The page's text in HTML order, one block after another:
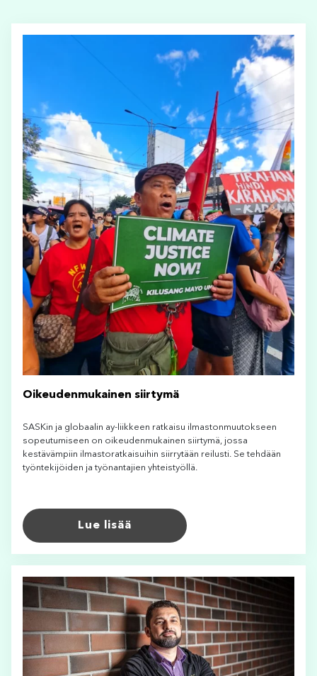
Oikeudenmukainen siirtymä
SASKin ja globaalin ay-liikkeen ratkaisu ilmastonmuutokseen
sopeutumiseen on oikeudenmukainen siirtymä, jossa
kestävämpiin ilmastoratkaisuihin siirrytään reilusti. Se tehdään
työntekijöiden ja työnantajien yhteistyöllä.
Lue lisää